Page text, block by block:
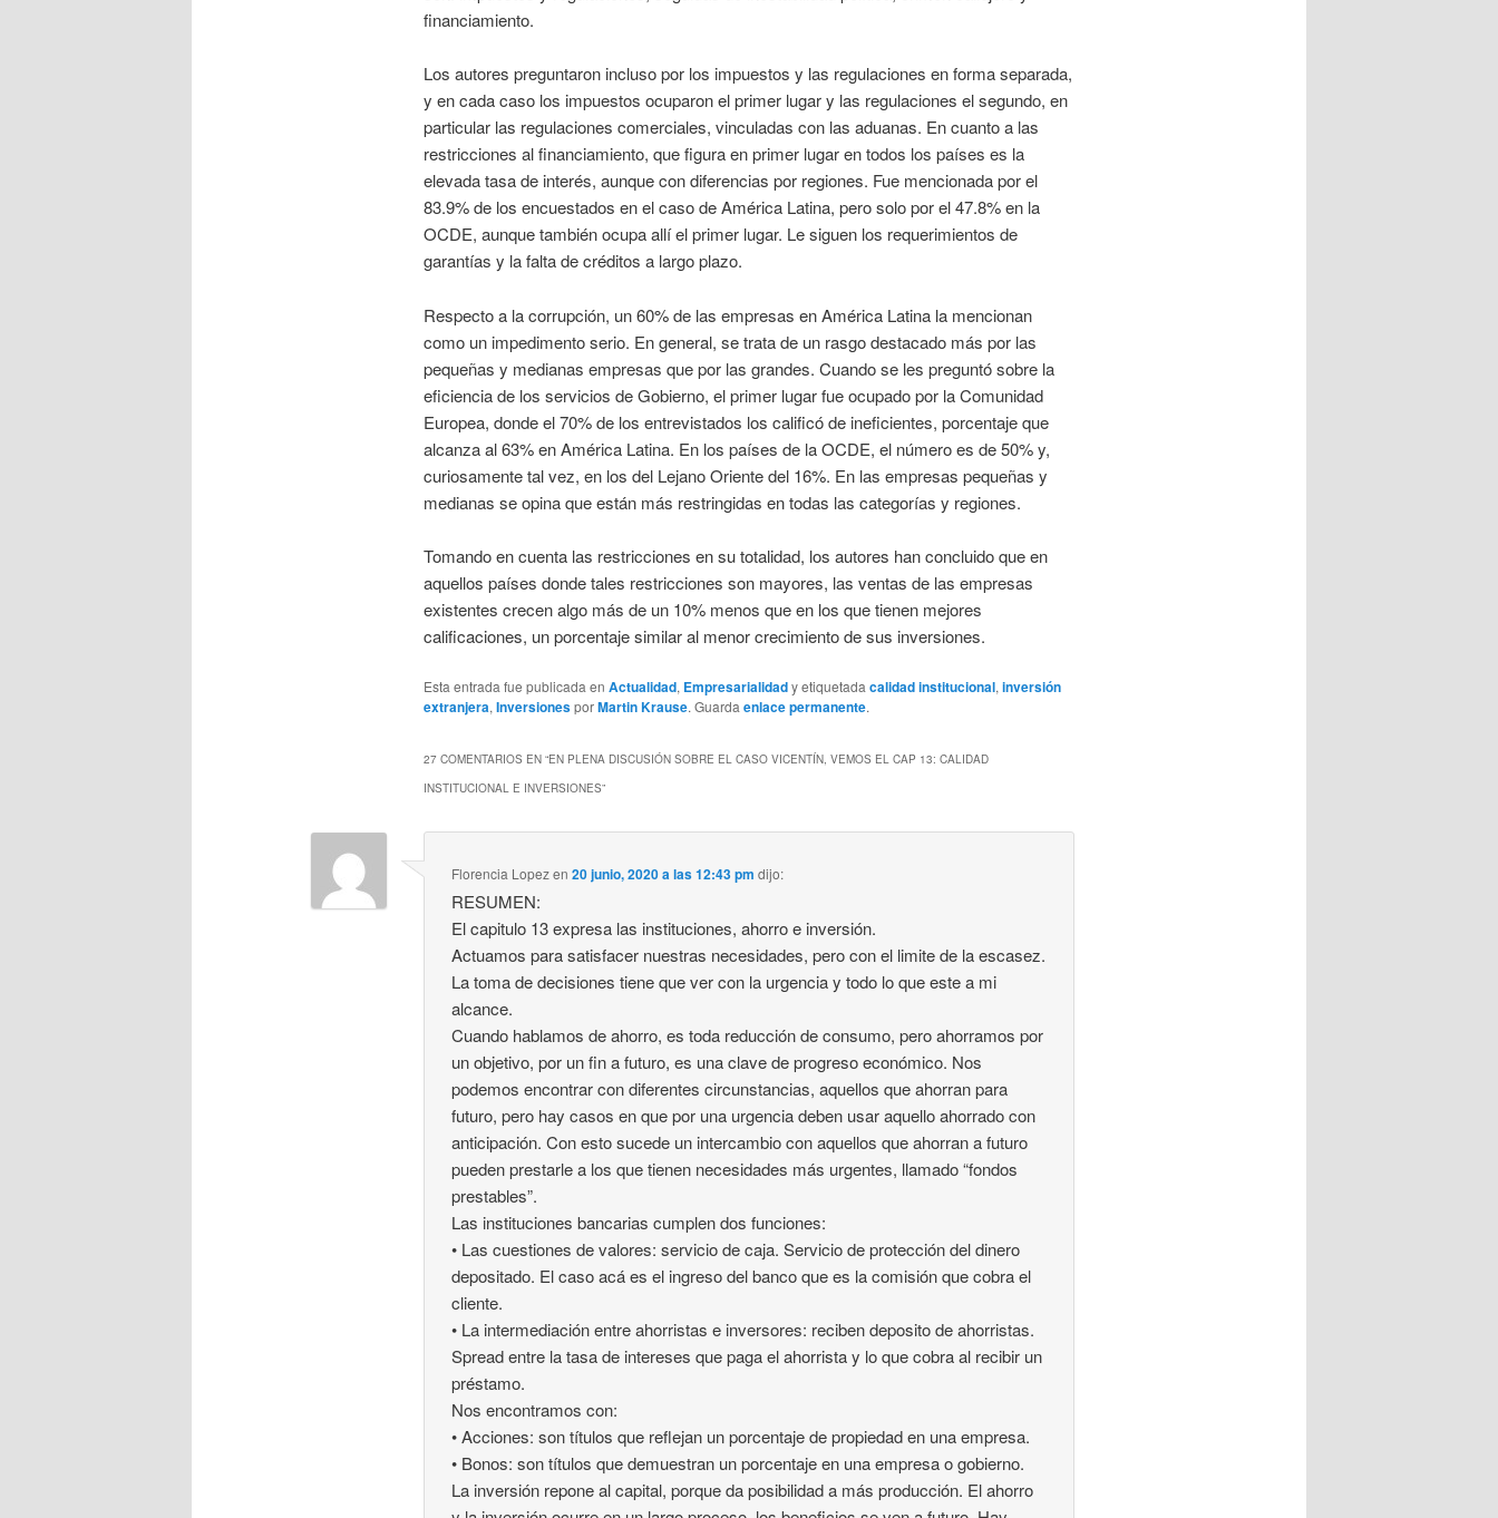
financiamiento.
Los autores preguntaron incluso por los impuestos y las regulaciones en forma separada,
y en cada caso los impuestos ocuparon el primer lugar y las regulaciones el segundo, en
particular las regulaciones comerciales, vinculadas con las aduanas. En cuanto a las
restricciones al financiamiento, que figura en primer lugar en todos los países es la
elevada tasa de interés, aunque con diferencias por regiones. Fue mencionada por el
83.9% de los encuestados en el caso de América Latina, pero solo por el 47.8% en la
OCDE, aunque también ocupa allí el primer lugar. Le siguen los requerimientos de
garantías y la falta de créditos a largo plazo.
Respecto a la corrupción, un 60% de las empresas en América Latina la mencionan
como un impedimento serio. En general, se trata de un rasgo destacado más por las
pequeñas y medianas empresas que por las grandes. Cuando se les preguntó sobre la
eficiencia de los servicios de Gobierno, el primer lugar fue ocupado por la Comunidad
Europea, donde el 70% de los entrevistados los calificó de ineficientes, porcentaje que
alcanza al 63% en América Latina. En los países de la OCDE, el número es de 50% y,
curiosamente tal vez, en los del Lejano Oriente del 16%. En las empresas pequeñas y
medianas se opina que están más restringidas en todas las categorías y regiones.
Tomando en cuenta las restricciones en su totalidad, los autores han concluido que en
aquellos países donde tales restricciones son mayores, las ventas de las empresas
existentes crecen algo más de un 10% menos que en los que tienen mejores
calificaciones, un porcentaje similar al menor crecimiento de sus inversiones.
Esta entrada fue publicada en Actualidad, Empresarialidady etiquetada calidad institucional, inversión
extranjera, InversionesporMartin Krause. Guarda enlace permanente.
27 COMENTARIOS EN “EN PLENA DISCUSIÓN SOBRE EL CASO VICENTÍN, VEMOS EL CAP 13: CALIDAD
INSTITUCIONAL E INVERSIONES”
Florencia Lopezen20 junio, 2020 a las 12:43 pm dijo:
RESUMEN:
El capitulo 13 expresa las instituciones, ahorro e inversión.
Actuamos para satisfacer nuestras necesidades, pero con el limite de la escasez.
La toma de decisiones tiene que ver con la urgencia y todo lo que este a mi
alcance.
Cuando hablamos de ahorro, es toda reducción de consumo, pero ahorramos por
un objetivo, por un fin a futuro, es una clave de progreso económico. Nos
podemos encontrar con diferentes circunstancias, aquellos que ahorran para
futuro, pero hay casos en que por una urgencia deben usar aquello ahorrado con
anticipación. Con esto sucede un intercambio con aquellos que ahorran a futuro
pueden prestarle a los que tienen necesidades más urgentes, llamado “fondos
prestables”.
Las instituciones bancarias cumplen dos funciones:
• Las cuestiones de valores: servicio de caja. Servicio de protección del dinero
depositado. El caso acá es el ingreso del banco que es la comisión que cobra el
cliente.
• La intermediación entre ahorristas e inversores: reciben deposito de ahorristas.
Spread entre la tasa de intereses que paga el ahorrista y lo que cobra al recibir un
préstamo.
Nos encontramos con:
• Acciones: son títulos que reflejan un porcentaje de propiedad en una empresa.
• Bonos: son títulos que demuestran un porcentaje en una empresa o gobierno.
La inversión repone al capital, porque da posibilidad a más producción. El ahorro